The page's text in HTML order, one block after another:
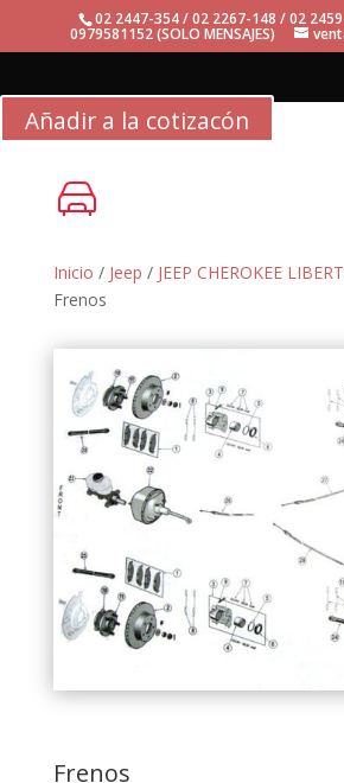
02 2447-354 / 02 2267-148 / 02
0979581152 (SOLO MENSAJES)
Añadir a la cotizacón
Inicio / Jeep / JEEP CHEROKEE
Frenos
Frenos